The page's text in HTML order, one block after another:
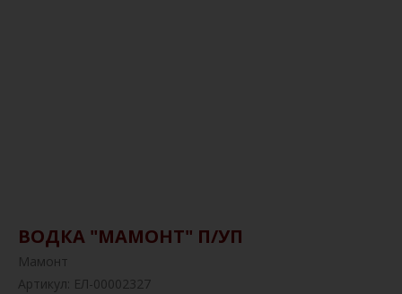
ВОДКА "МАМОНТ" П/УП
Мамонт
Артикул: ЕЛ-00002327